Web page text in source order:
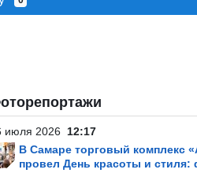
июля 2026 12:17
В Самаре торговый комплекс
провел День красоты и стиля: